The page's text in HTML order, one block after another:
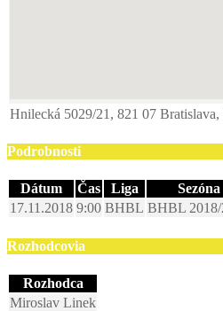
Hnilecká 5029/21, 821 07 Bratislava,
Podrobnosti
Dátum Čas Liga Sezóna
17.11.2018 9:00 BHBL BHBL 2018/
Rozhodcovia
Rozhodca
Miroslav Linek